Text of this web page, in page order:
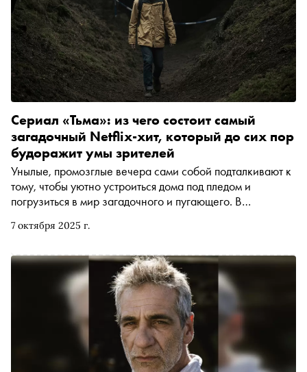
7 октября 2025 г.
Сериал «Тьма»: из чего состоит самый
загадочный Netflix-хит, который до сих пор
будоражит умы зрителей
Унылые, промозглые вечера сами собой подталкивают к
тому, чтобы уютно устроиться дома под пледом и
погрузиться в мир загадочного и пугающего. В
— spooky season, сезон для пуганий. Идеальный способ
сериал «Тьма». В нём есть все необходимые
ингредиенты для настоящего погружения в тревожную
атмосферу, а к тому же его можно растянуть на весь
октябрь. Согласно недавним опросам, пользователи
Netflix до сих пор считают этот загадочный немецкий
проект, показ которого завершился на стриминг-
платформе 5 лет назад, лучшим сериалом, созданным
силами стримингового гиганта. Почему «Тьма» так